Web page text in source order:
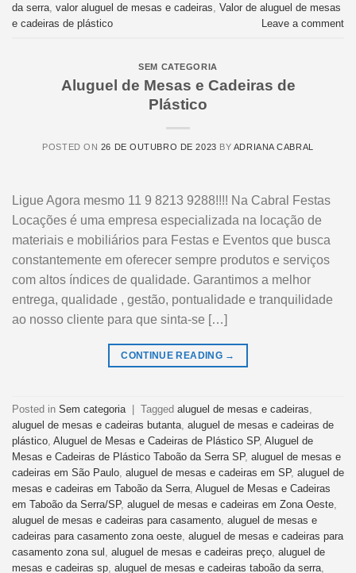
da serra valor aluguel de mesas e cadeiras Valor de aluguel de mesas
e cadeiras de plástico
Leave a comment
SEM CATEGORIA
Aluguel de Mesas e Cadeiras de
Plástico
POSTED ON 26 DE OUTUBRO DE 2023 BY ADRIANA CABRAL
Ligue Agora mesmo 11 9 8213 9288!!!! Na Cabral Festas
Locações é uma empresa especializada na locação de
materiais e mobiliários para Festas e Eventos que busca
constantemente em oferecer sempre produtos e serviços
com altos índices de qualidade. Garantimos a melhor
entrega, qualidade , gestão, pontualidade e tranquilidade
ao nosso cliente para que sinta-se […]
CONTINUE READING →
Posted in Sem categoria Tagged aluguel de mesas e cadeiras,
aluguel de mesas e cadeiras butanta, aluguel de mesas e cadeiras de
plástico, Aluguel de Mesas e Cadeiras de Plástico SP, Aluguel de
Mesas e Cadeiras de Plástico Taboão da Serra SP, aluguel de mesas e
cadeiras em São Paulo, aluguel de mesas e cadeiras em SP, aluguel de
mesas e cadeiras em Taboão da Serra, Aluguel de Mesas e Cadeiras
em Taboão da Serra/SP, aluguel de mesas e cadeiras em Zona Oeste,
aluguel de mesas e cadeiras para casamento, aluguel de mesas e
cadeiras para casamento zona oeste, aluguel de mesas e cadeiras para
casamento zona sul , aluguel de mesas e cadeiras preço, aluguel de
mesas e cadeiras sp, aluguel de mesas e cadeiras taboão da serra,